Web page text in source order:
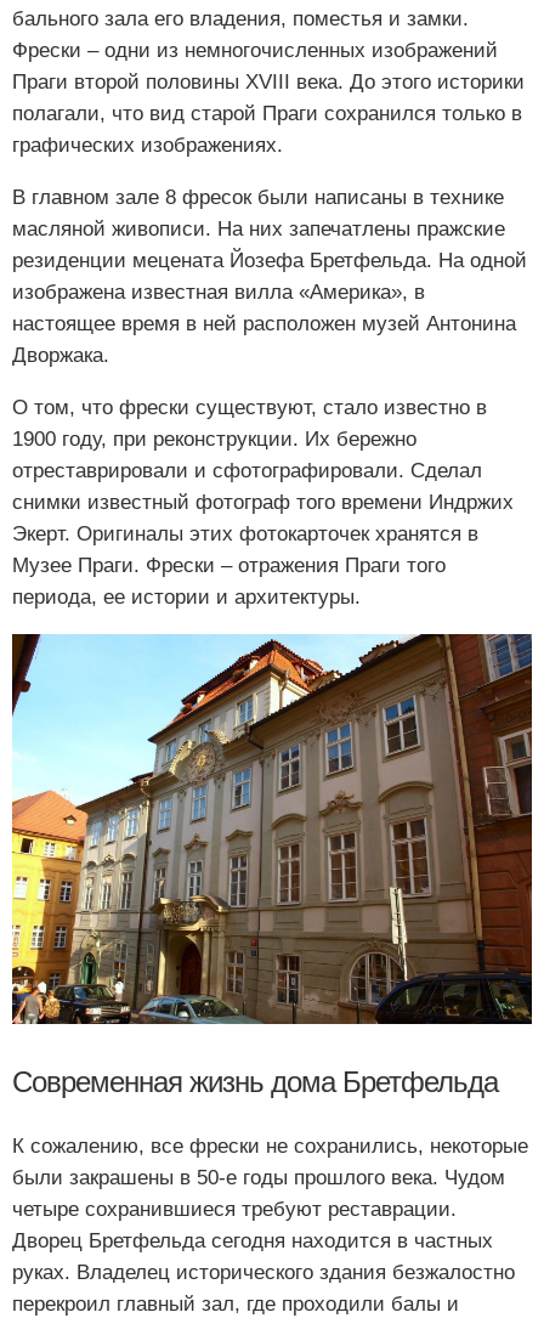
бального зала его владения, поместья и замки.
Фрески – одни из немногочисленных изображений
Праги второй половины XVIII века. До этого историки
полагали, что вид старой Праги сохранился только в
графических изображениях.
В главном зале 8 фресок были написаны в технике
масляной живописи. На них запечатлены пражские
резиденции мецената Йозефа Бретфельда. На одной
изображена известная вилла «Америка», в
настоящее время в ней расположен музей Антонина
Дворжака.
О том, что фрески существуют, стало известно в
1900 году, при реконструкции. Их бережно
отреставрировали и сфотографировали. Сделал
снимки известный фотограф того времени Индржих
Экерт. Оригиналы этих фотокарточек хранятся в
Музее Праги. Фрески – отражения Праги того
периода, ее истории и архитектуры.
Современная жизнь дома Бретфельда
К сожалению, все фрески не сохранились, некоторые
были закрашены в 50-е годы прошлого века. Чудом
четыре сохранившиеся требуют реставрации.
Дворец Бретфельда сегодня находится в частных
руках. Владелец исторического здания безжалостно
перекроил главный зал, где проходили балы и